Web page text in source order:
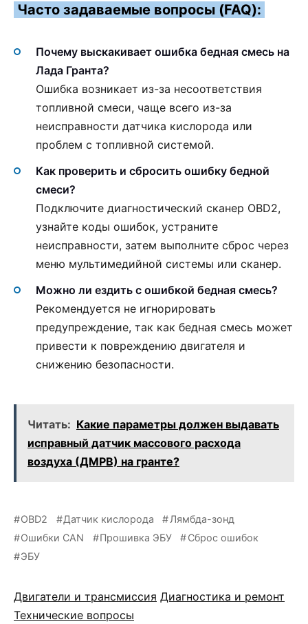
Часто задаваемые вопросы (FAQ):
Почему выскакивает ошибка бедная смесь на
Лада Гранта?
Ошибка возникает из-за несоответствия
топливной смеси, чаще всего из-за
неисправности датчика кислорода или
проблем с топливной системой.
Как проверить и сбросить ошибку бедной
смеси?
Подключите диагностический сканер OBD2,
узнайте коды ошибок, устраните
неисправности, затем выполните сброс через
меню мультимедийной системы или сканер.
Можно ли ездить с ошибкой бедная смесь?
Рекомендуется не игнорировать
предупреждение, так как бедная смесь может
привести к повреждению двигателя и
снижению безопасности.
Читать: Какие параметры должен выдавать
исправный датчик массового расхода
воздуха (ДМРВ) на гранте?
OBD2 Датчик кислорода
Лямбда-зонд
Ошибки CAN
Прошивка ЭБУ
Сброс ошибок
ЭБУ
Двигатели и трансмиссия Диагностика и ремонт
Технические вопросы